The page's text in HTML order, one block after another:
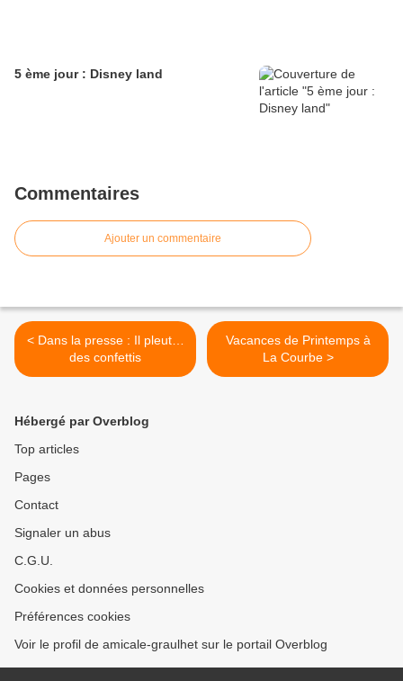
5 ème jour : Disney land
Commentaires
Ajouter un commentaire
< Dans la presse : Il pleut…
des confettis
Vacances de Printemps à
La Courbe >
Hébergé par Overblog
Top articles
Pages
Contact
Signaler un abus
C.G.U.
Cookies et données personnelles
Préférences cookies
Voir le profil de amicale-graulhet sur le portail Overblog